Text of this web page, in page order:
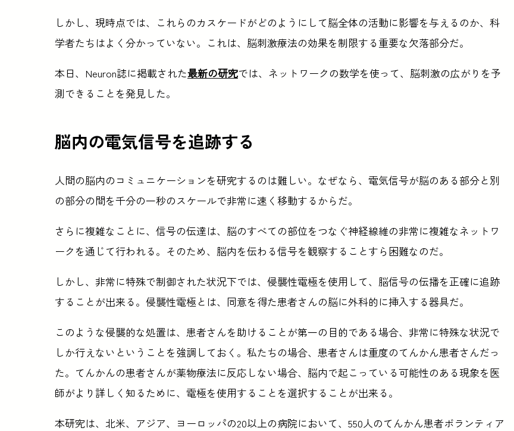
しかし、現時点では、これらのカスケードがどのようにして脳全体の活動に影響を与えるのか、科
学者たちはよく分かっていない。これは、脳刺激療法の効果を制限する重要な欠落部分だ。
本日、Neuron誌に掲載された最新の研究では、ネットワークの数学を使って、脳刺激の広がりを予
測できることを発見した。
脳内の電気信号を追跡する
人間の脳内のコミュニケーションを研究するのは難しい。なぜなら、電気信号が脳のある部分と別
の部分の間を千分の一秒のスケールで非常に速く移動するからだ。
さらに複雑なことに、信号の伝達は、脳のすべての部位をつなぐ神経線維の非常に複雑なネットワ
ークを通じて行われる。そのため、脳内を伝わる信号を観察することすら困難なのだ。
しかし、非常に特殊で制御された状況下では、侵襲性電極を使用して、脳信号の伝播を正確に追跡
することが出来る。侵襲性電極とは、同意を得た患者さんの脳に外科的に挿入する器具だ。
このような侵襲的な処置は、患者さんを助けることが第一の目的である場合、非常に特殊な状況で
しか行えないということを強調しておく。私たちの場合、患者さんは重度のてんかん患者さんだっ
た。てんかんの患者さんが薬物療法に反応しない場合、脳内で起こっている可能性のある現象を医
師がより詳しく知るために、電極を使用することを選択することが出来る。
本研究は、北米、アジア、ヨーロッパの20以上の病院において、550人のてんかん患者ボランティア